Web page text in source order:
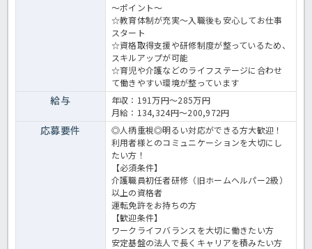
～ポイント～
☆教育体制が充実～入職後も安心してお仕事
スタート
☆資格取得支援や研修制度が整っているため、
スキルアップが可能
☆育児や介護などのライフステージに合わせ
て働きやすい環境が整っています
給与
年収：191万円～285万円
月給：134,324円～200,972円
応募要件
◎人柄重視◎明るい対応ができる方大歓迎！
利用者様とのコミュニケーションを大切にし
たい方！
【必須条件】
介護職員初任者研修（旧ホームヘルパー2級）
以上の資格者
運転免許をお持ちの方
【歓迎条件】
ワークライフバランスを大切に働きたい方
安定基盤の法人で長くキャリアを積みたい方